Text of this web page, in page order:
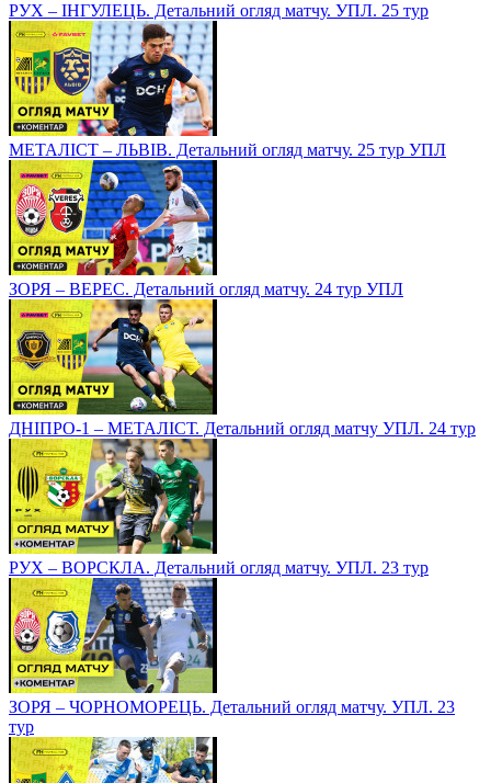
РУХ – ІНГУЛЕЦЬ. Детальний огляд матчу. УПЛ. 25 тур
МЕТАЛІСТ – ЛЬВІВ. Детальний огляд матчу. 25 тур УПЛ
ЗОРЯ – ВЕРЕС. Детальний огляд матчу. 24 тур УПЛ
ДНІПРО-1 – МЕТАЛІСТ. Детальний огляд матчу УПЛ. 24 тур
РУХ – ВОРСКЛА. Детальний огляд матчу. УПЛ. 23 тур
ЗОРЯ – ЧОРНОМОРЕЦЬ. Детальний огляд матчу. УПЛ. 23
тур